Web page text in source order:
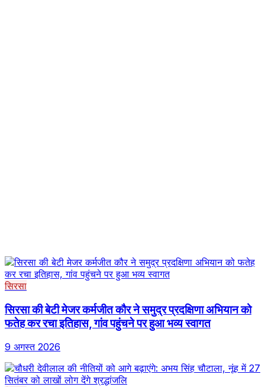
सिरसा
सिरसा की बेटी मेजर कर्मजीत कौर ने समुद्र प्रदक्षिणा अभियान को
फतेह कर रचा इतिहास, गांव पहुंचने पर हुआ भव्य स्वागत
9 अगस्त 2026